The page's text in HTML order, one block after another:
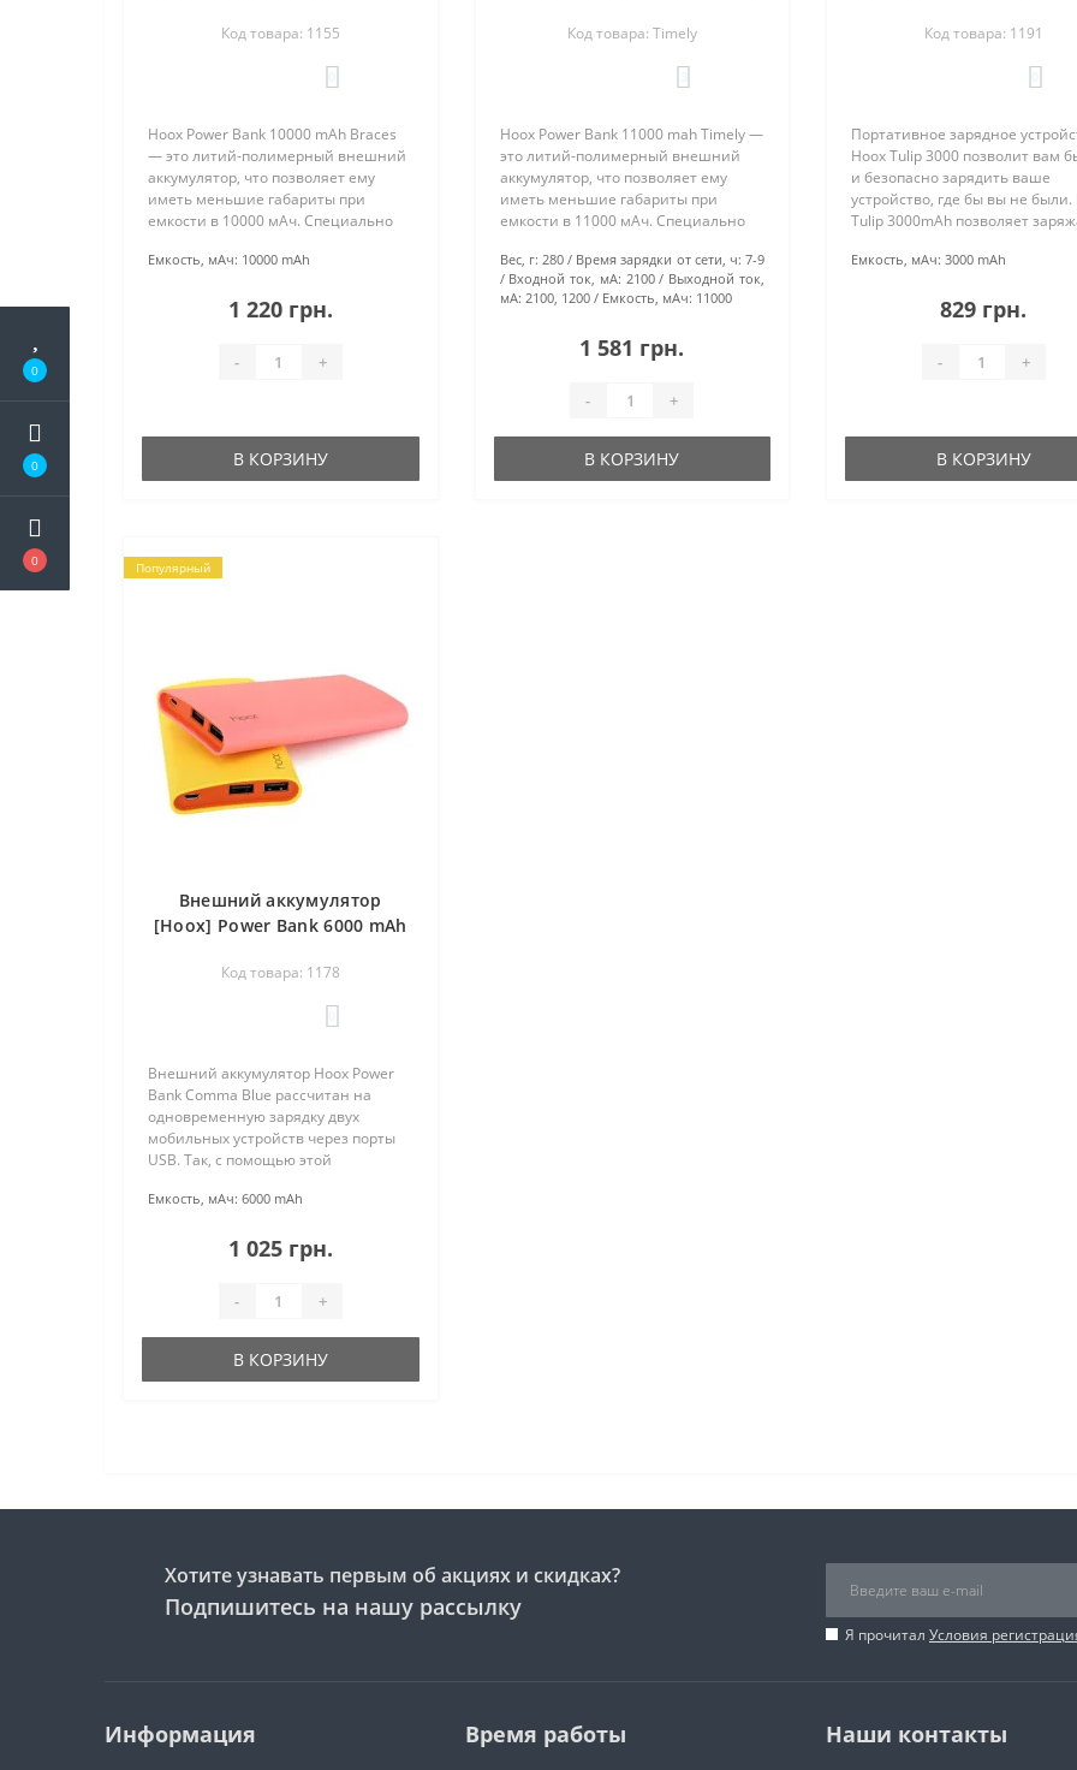
0
0
0
Код товара: 1155
Hoox Power Bank 10000 mAh Braces
— это литий-полимерный внешний
аккумулятор, что позволяет ему
иметь меньшие габариты при
емкости в 10000 мАч. Специально
тяжелых условиях.С емкостью 10000
Емкость, мАч: 10000 mAh
1 220 грн.
- +
В КОРЗИНУ
Код товара: Timely
Hoox Power Bank 11000 mah Timely —
это литий-полимерный внешний
аккумулятор, что позволяет ему
иметь меньшие габариты при
емкости в 11000 мАч. Специально
тяжелых условиях. С емкостью
11000 мАч он может неоднократно
зар..
Вес, г: 280 Время зарядки от сети, ч: 7-9
Входной ток, мА: 2100
Выходной ток,
мА: 2100, 1200 Емкость, мАч: 11000
1 581 грн.
- +
В КОРЗИНУ
Код товара: 1191
Портативное зарядное
Hoox Tulip 3000 позволит вам
и безопасно зарядить ваше
устройство, где бы вы не были.
Tulip 3000mAh позволяет
также смартфоны и планшеты
Емкость, мАч: 3000 mAh
829 грн.
- +
В КОРЗИНУ
Популярный
Внешний аккумулятор
[Hoox] Power Bank 6000 mAh
Код товара: 1178
Внешний аккумулятор Hoox Power
Bank Comma Blue рассчитан на
одновременную зарядку двух
мобильных устройств через порты
USB. Так, с помощью этой
заряжать iPhone и iPad или iPod и
выполнен в проч..
Емкость, мАч: 6000 mAh
1 025 грн.
- +
В КОРЗИНУ
Хотите узнавать первым об акциях и скидках?
Подпишитесь на нашу рассылку
Я прочитал Условия
Информация Время работы Наши контакты